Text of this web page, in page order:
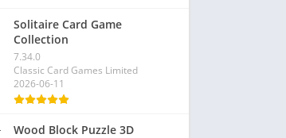
Solitaire Card Game
Collection
7.34.0
Classic Card Games Limited
2026-06-11
Wood Block Puzzle 3D